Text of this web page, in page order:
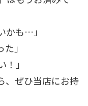
かも…」
」
」
、ぜひ当店にお持